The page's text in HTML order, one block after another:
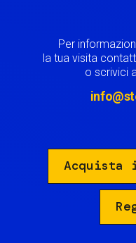
Per
la tua visita
o scrivici